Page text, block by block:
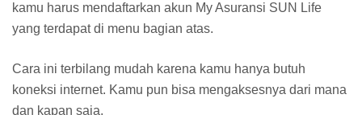
kamu harus mendaftarkan akun My Asuransi SUN Life
yang terdapat di menu bagian atas.
Cara ini terbilang mudah karena kamu hanya butuh
koneksi internet. Kamu pun bisa mengaksesnya dari mana
dan kapan saja.